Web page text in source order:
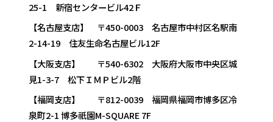
25-1 新宿センタービル42Ｆ
【名古屋支店】 〒450-0003 名古屋市中村区名駅南
2-14-19 住友生命名古屋ビル12F
【大阪支店】 〒540-6302 大阪府大阪市中央区城
見1-3-7 松下ＩＭＰビル2階
【福岡支店】 〒812-0039 福岡県福岡市博多区冷
泉町2-1 博多祇園M-SQUARE 7F